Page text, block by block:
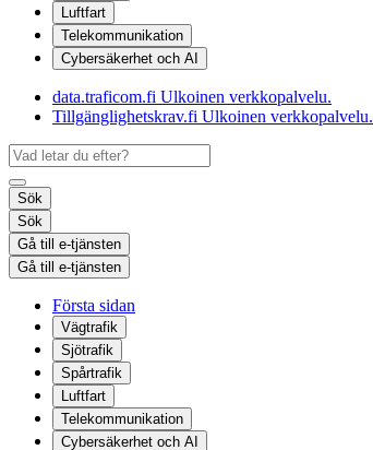
Luftfart
Telekommunikation
Cybersäkerhet och AI
data.traficom.fi Ulkoinen verkkopalvelu.
Tillgänglighetskrav.fi Ulkoinen verkkopalvelu.
Sök
Sök
Gå till e-tjänsten
Gå till e-tjänsten
Första sidan
Vägtrafik
Sjötrafik
Spårtrafik
Luftfart
Telekommunikation
Cybersäkerhet och AI